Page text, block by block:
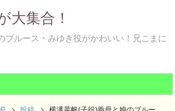
大集合！
ブルース・みゆき役がかわいい！兄こまに